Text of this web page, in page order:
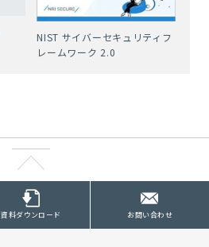
NIST サイバーセキュリティフ
レームワーク 2.0
資料ダウンロード お問い合わせ